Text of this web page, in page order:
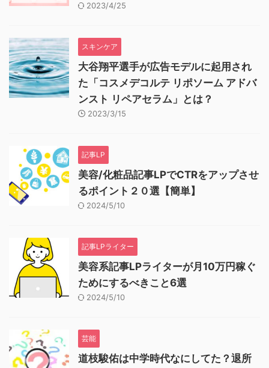
2023/4/25
スキンケア
大谷翔平選手が広告モデルに起用され
た「コスメデコルテ リポソーム アドバ
ンスト リペアセラム」とは？
2023/3/15
記事LP
美容/化粧品記事LPでCTRをアップさせ
るポイント２０選【簡単】
2024/5/10
記事LPライター
美容系記事LPライターが月10万円稼ぐ
ためにするべきこと6選
2024/5/10
芸能
道枝駿佑は中学時代なにしてた？退所